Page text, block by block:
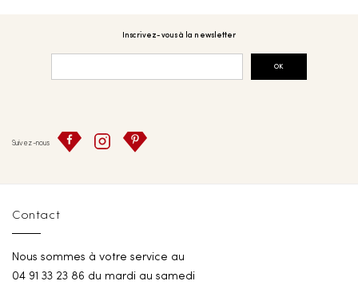
Inscrivez-vous à la newsletter
OK
Suivez-nous
Contact
Nous sommes à votre service au
04 91 33 23 86 du mardi au samedi